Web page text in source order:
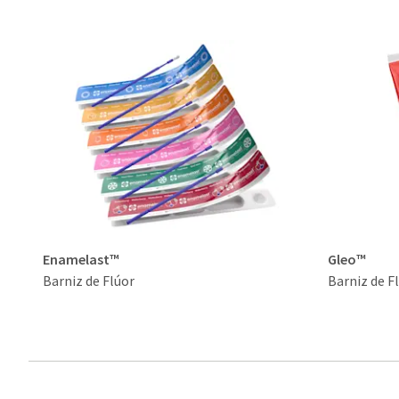
Enamelast™
Barniz de Flúor
Gleo™
Barniz de